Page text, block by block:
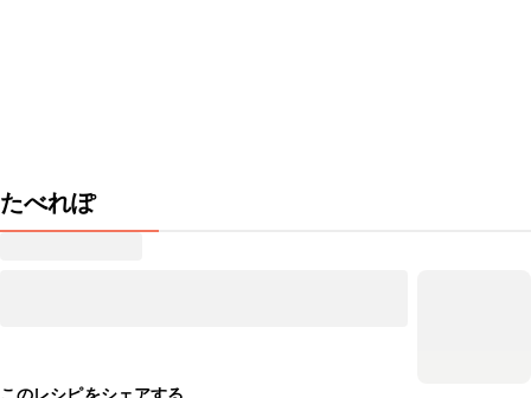
たべれぽ
このレシピをシェアする